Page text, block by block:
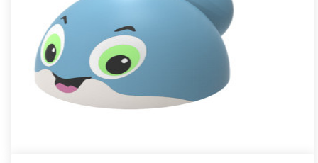
dessins animés et des bandes dessinées, la Baleine EPDM se di..
Offre partenaire